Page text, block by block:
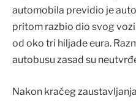
automobila previdio je
pritom razbio dio svog
od oko tri hiljade eura.
autobusu zasad su
Nakon kraćeg